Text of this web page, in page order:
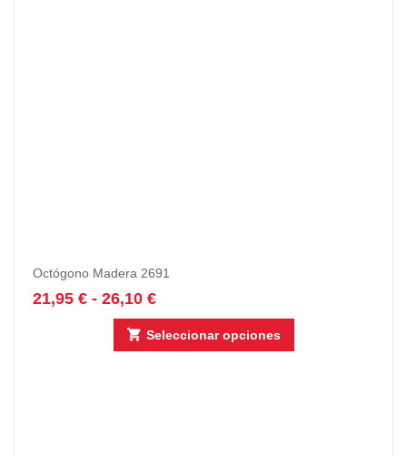
Octógono Madera 2691
21,95 € - 26,10 €
Seleccionar opciones